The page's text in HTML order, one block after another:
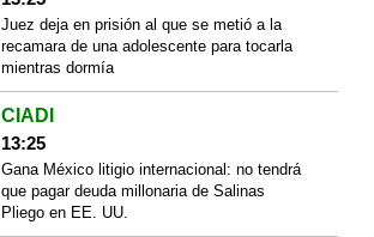
Juez deja en prisión al que se metió a la
recamara de una adolescente para tocarla
mientras dormía
CIADI
13:25
Gana México litigio internacional: no tendrá
que pagar deuda millonaria de Salinas
Pliego en EE. UU.